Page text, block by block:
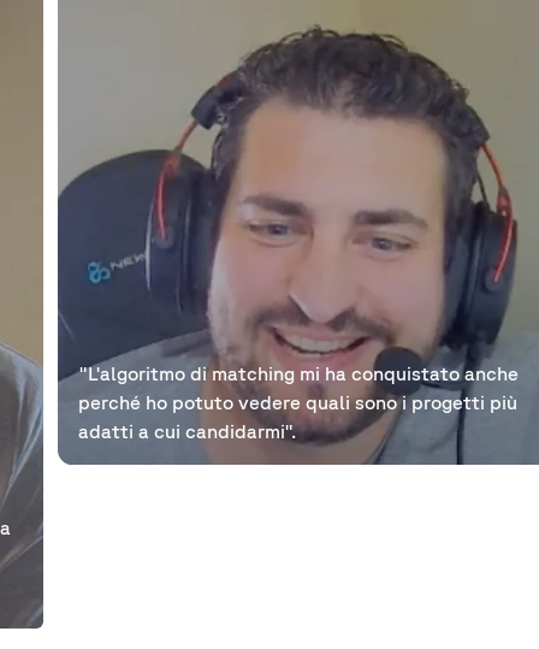
"L'algoritmo di matching mi ha conquistato anche
perché ho potuto vedere quali sono i progetti più
adatti a cui candidarmi".